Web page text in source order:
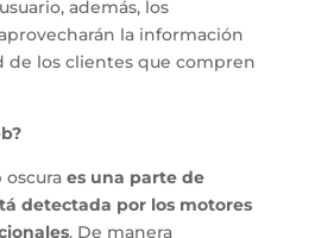
además, los
la información
de los clientes que compren
oscura es una parte de
detectada por los motores
. De manera